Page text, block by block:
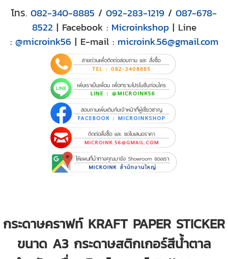
โทร. 082-340-8885 / 092-283-1219 / 087-678-
8522 | Facebook : Microinkshop| Line
: @microink56 | E-mail : microink.56@gmail.com
กระดาษคราฟท์ KRAFT PAPER STICKER
ขนาด A3 กระดาษสติกเกอร์สีน้ำตาล